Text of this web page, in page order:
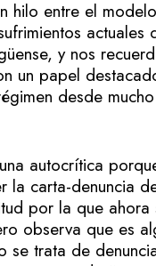
hilo entre el
actuales
y nos
un papel
desde
autocrítica
la carta-denuncia
por la que ahora
observa que es
se trata de